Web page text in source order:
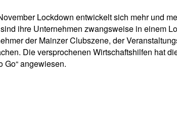
Lockdown entwickelt sich mehr und
ihre Unternehmen zwangsweise in einem
der Mainzer Clubszene, der
Die versprochenen Wirtschaftshilfen hat
Go“ angewiesen.